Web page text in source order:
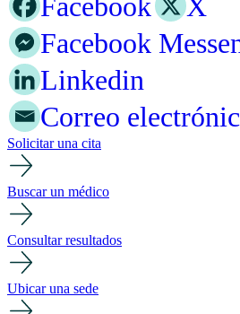
Facebook
Linkedin
Correo
Solicitar una cita
Buscar un médico
Consultar resultados
Ubicar una sede